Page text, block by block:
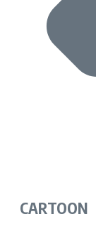
CARTOON